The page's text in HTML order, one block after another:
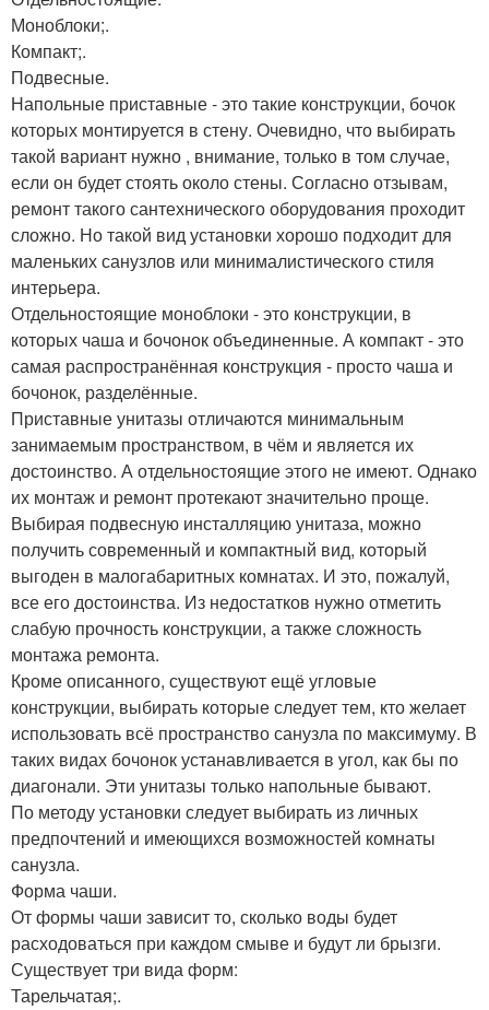
Моноблоки;.
Компакт;.
Подвесные.
Напольные приставные - это такие конструкции, бочок
которых монтируется в стену. Очевидно, что выбирать
такой вариант нужно , внимание, только в том случае,
если он будет стоять около стены. Согласно отзывам,
ремонт такого сантехнического оборудования проходит
сложно. Но такой вид установки хорошо подходит для
маленьких санузлов или минималистического стиля
интерьера.
Отдельностоящие моноблоки - это конструкции, в
которых чаша и бочонок объединенные. А компакт - это
самая распространённая конструкция - просто чаша и
бочонок, разделённые.
Приставные унитазы отличаются минимальным
занимаемым пространством, в чём и является их
достоинство. А отдельностоящие этого не имеют. Однако
их монтаж и ремонт протекают значительно проще.
Выбирая подвесную инсталляцию унитаза, можно
получить современный и компактный вид, который
выгоден в малогабаритных комнатах. И это, пожалуй,
все его достоинства. Из недостатков нужно отметить
слабую прочность конструкции, а также сложность
монтажа ремонта.
Кроме описанного, существуют ещё угловые
конструкции, выбирать которые следует тем, кто желает
использовать всё пространство санузла по максимуму. В
таких видах бочонок устанавливается в угол, как бы по
диагонали. Эти унитазы только напольные бывают.
По методу установки следует выбирать из личных
предпочтений и имеющихся возможностей комнаты
санузла.
Форма чаши.
От формы чаши зависит то, сколько воды будет
расходоваться при каждом смыве и будут ли брызги.
Существует три вида форм:
Тарельчатая;.